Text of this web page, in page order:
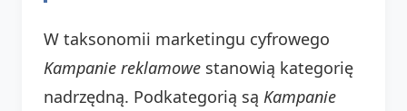
W taksonomii marketingu cyfrowego
Kampanie reklamowe stanowią kategorię
nadrzędną. Podkategorią są Kampanie